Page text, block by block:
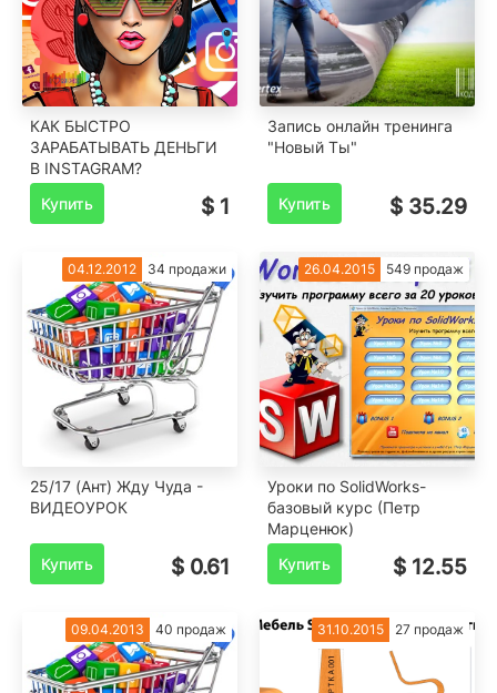
КАК БЫСТРО
ЗАРАБАТЫВАТЬ ДЕНЬГИ
В INSTAGRAM?
Купить
$ 1
Запись онлайн тренинга
"Новый Ты"
Купить $ 35.29
04.12.2012 34 продажи
25/17 (Ант) Жду Чуда -
ВИДЕОУРОК
Купить $ 0.61
26.04.2015 549 продаж
Уроки по SolidWorks-
базовый курс (Петр
Марценюк)
Купить
$ 12.55
09.04.2013 40 продаж 31.10.2015 27 продаж